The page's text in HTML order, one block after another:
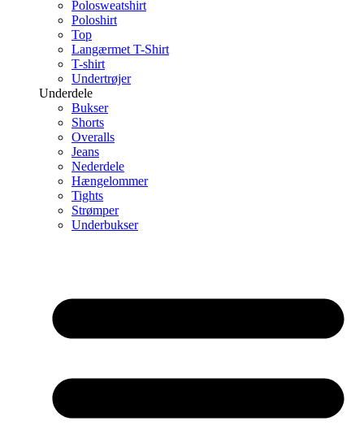
Polosweatshirt
Poloshirt
Top
Langærmet T-Shirt
T-shirt
Undertrøjer
Underdele
Bukser
Shorts
Overalls
Jeans
Nederdele
Hængelommer
Tights
Strømper
Underbukser